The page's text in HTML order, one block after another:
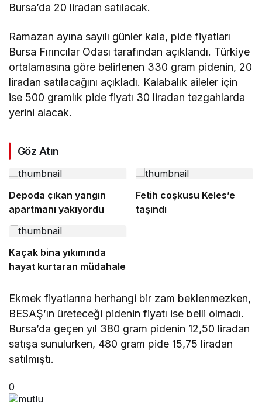
Bursa’da 20 liradan satılacak.
Ramazan ayına sayılı günler kala, pide fiyatları
Bursa Fırıncılar Odası tarafından açıklandı. Türkiye
ortalamasına göre belirlenen 330 gram pidenin, 20
liradan satılacağını açıkladı. Kalabalık aileler için
ise 500 gramlık pide fiyatı 30 liradan tezgahlarda
yerini alacak.
Göz Atın
Depoda çıkan yangın
apartmanı yakıyordu
Fetih coşkusu Keles’e
taşındı
Kaçak bina yıkımında
hayat kurtaran müdahale
Ekmek fiyatlarına herhangi bir zam beklenmezken,
BESAŞ’ın üreteceği pidenin fiyatı ise belli olmadı.
Bursa’da geçen yıl 380 gram pidenin 12,50 liradan
satışa sunulurken, 480 gram pide 15,75 liradan
satılmıştı.
0